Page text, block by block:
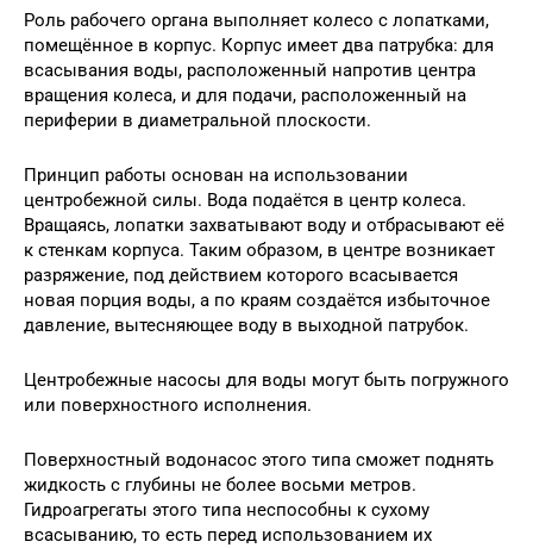
Роль рабочего органа выполняет колесо с лопатками,
помещённое в корпус. Корпус имеет два патрубка: для
всасывания воды, расположенный напротив центра
вращения колеса, и для подачи, расположенный на
периферии в диаметральной плоскости.
Принцип работы основан на использовании
центробежной силы. Вода подаётся в центр колеса.
Вращаясь, лопатки захватывают воду и отбрасывают её
к стенкам корпуса. Таким образом, в центре возникает
разряжение, под действием которого всасывается
новая порция воды, а по краям создаётся избыточное
давление, вытесняющее воду в выходной патрубок.
Центробежные насосы для воды могут быть погружного
или поверхностного исполнения.
Поверхностный водонасос этого типа сможет поднять
жидкость с глубины не более восьми метров.
Гидроагрегаты этого типа неспособны к сухому
всасыванию, то есть перед использованием их